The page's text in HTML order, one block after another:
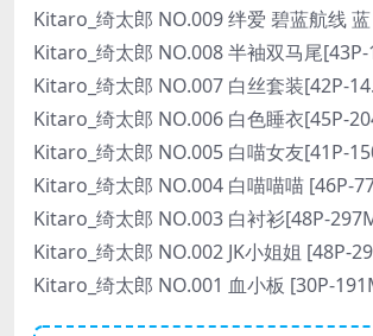
Kitaro_绮太郎 NO.009 绊爱 碧蓝航线
Kitaro_绮太郎 NO.008 半袖双马尾
Kitaro_绮太郎 NO.007 白丝套装[42P-
Kitaro_绮太郎 NO.006 白色睡衣[45P-
Kitaro_绮太郎 NO.005 白喵女友[41P-
Kitaro_绮太郎 NO.004 白喵喵喵 [46P-
Kitaro_绮太郎 NO.003 白衬衫[48P-
Kitaro_绮太郎 NO.002 JK小姐姐 [48P-
Kitaro_绮太郎 NO.001 血小板 [30P-